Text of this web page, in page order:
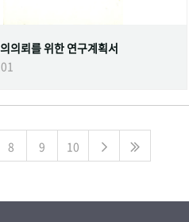
의뢰를 위한 연구계획서
8 9 10